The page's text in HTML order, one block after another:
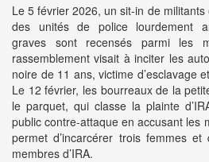
Le 5 février 2026, un sit-in de
des unités de police lourdement
graves sont recensés parmi les
rassemblement visait à inciter les
noire de 11 ans, victime d’esclavage
Le 12 février, les bourreaux de la
le parquet, qui classe la plainte
public contre-attaque en accusant les
permet d’incarcérer trois femmes
membres d’IRA.